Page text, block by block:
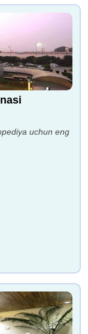
uchun eng